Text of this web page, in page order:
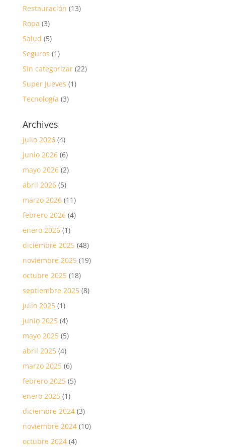
Restauración (13)
Ropa (3)
Salud (5)
Seguros (1)
Sin categorizar(22)
Super Jueves (1)
Tecnología (3)
Archives
julio 2026(4)
junio 2026(6)
mayo 2026(2)
abril 2026(5)
marzo 2026(11)
febrero 2026(4)
enero 2026(1)
diciembre 2025(48)
noviembre 2025(19)
octubre 2025(18)
septiembre 2025(8)
julio 2025(1)
junio 2025(4)
mayo 2025(5)
abril 2025(4)
marzo 2025(6)
febrero 2025(5)
enero 2025(1)
diciembre 2024(3)
noviembre 2024(10)
octubre 2024(4)